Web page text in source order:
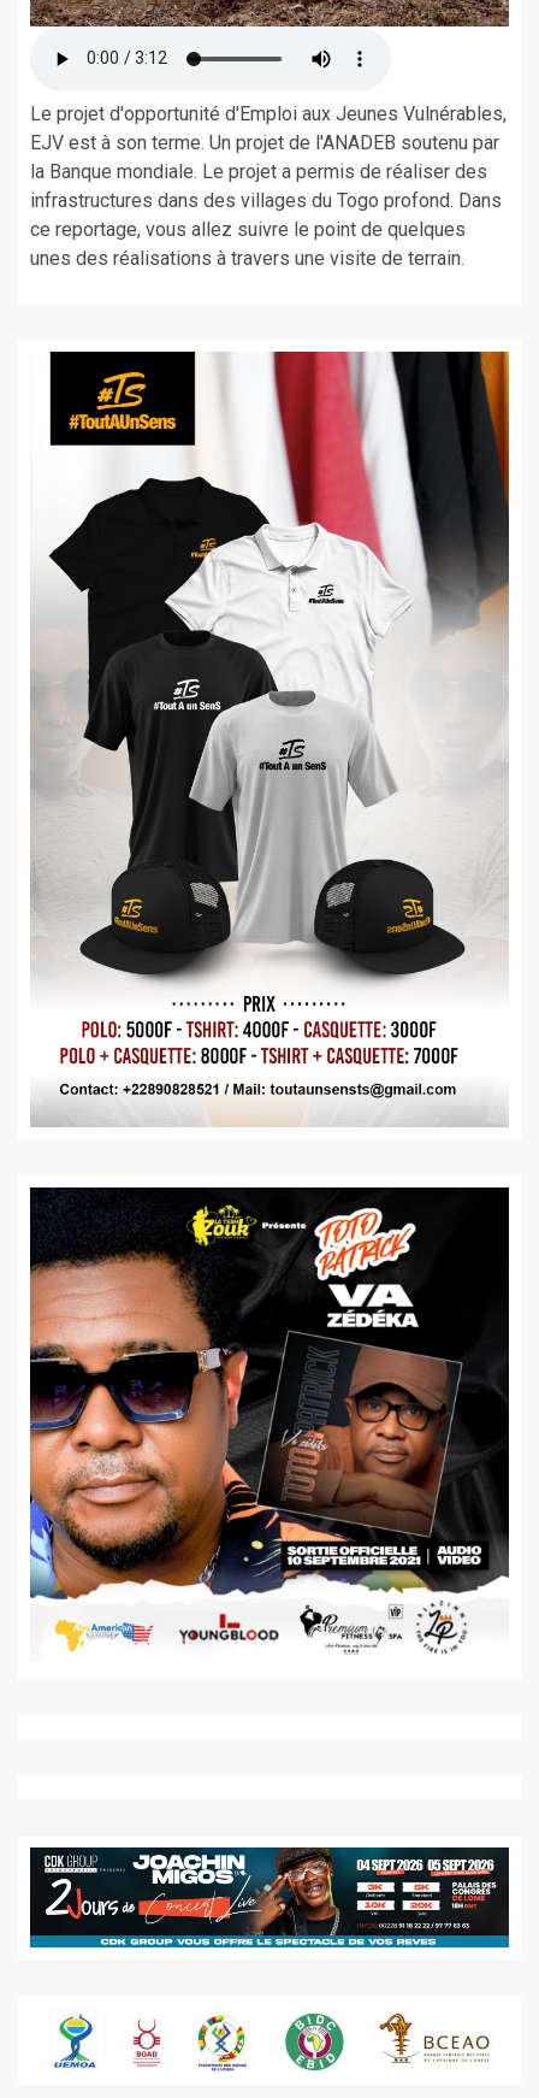
Le projet d'opportunité d'Emploi aux Jeunes Vulnérables,
EJV est à son terme. Un projet de l'ANADEB soutenu par
la Banque mondiale. Le projet a permis de réaliser des
infrastructures dans des villages du Togo profond. Dans
ce reportage, vous allez suivre le point de quelques
unes des réalisations à travers une visite de terrain.